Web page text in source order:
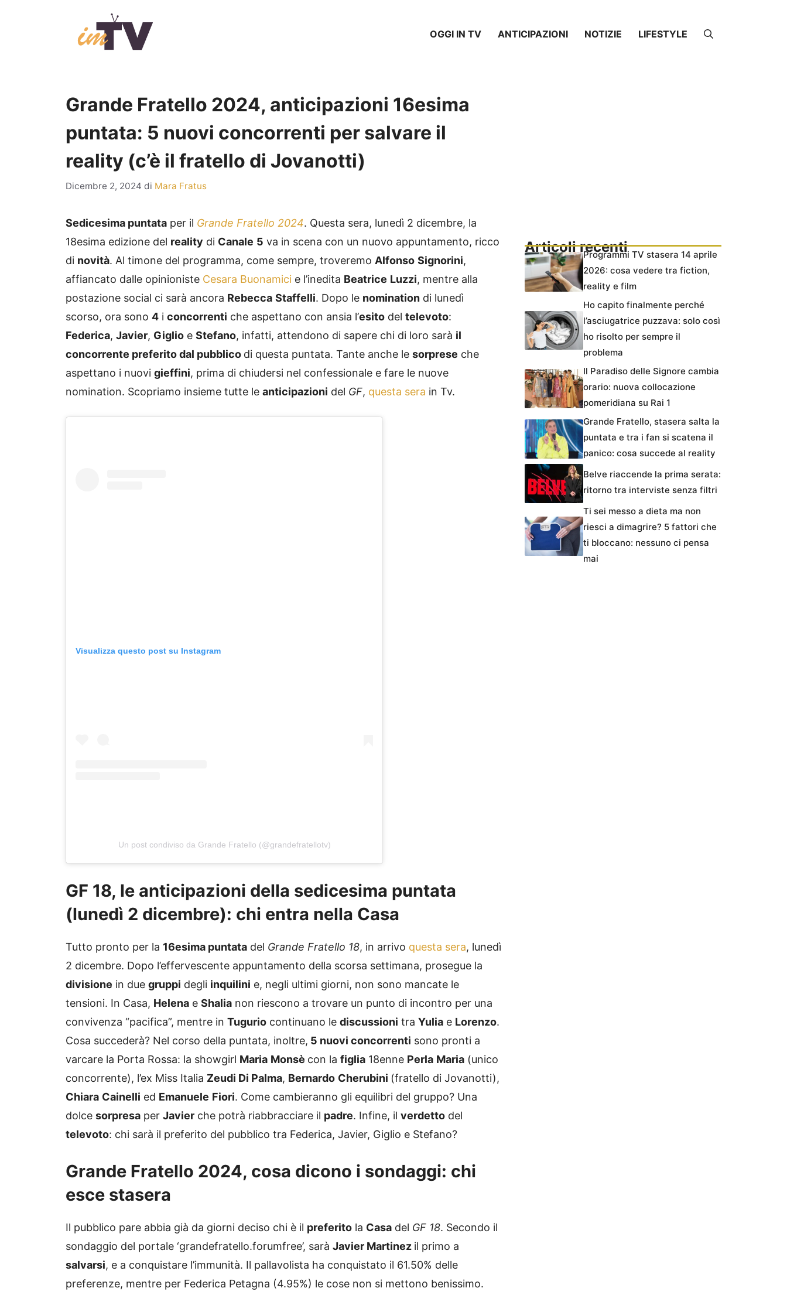
OGGI IN TV ANTICIPAZIONI NOTIZIE LIFESTYLE
Grande Fratello 2024, anticipazioni 16esima
puntata: 5 nuovi concorrenti per salvare il
reality (c’è il fratello di Jovanotti)
Dicembre 2, 2024 di Mara Fratus
Sedicesima puntata per il Grande Fratello 2024. Questa sera, lunedì 2 dicembre, la
18esima edizione del reality di Canale 5 va in scena con un nuovo appuntamento, ricco
di novità. Al timone del programma, come sempre, troveremo Alfonso Signorini,
affiancato dalle opinioniste Cesara Buonamici e l’inedita Beatrice Luzzi, mentre alla
postazione social ci sarà ancora Rebecca Staffelli. Dopo le nomination di lunedì
scorso, ora sono 4 i concorrenti che aspettano con ansia l’esito del televoto:
Federica, Javier, Giglio e Stefano, infatti, attendono di sapere chi di loro sarà il
concorrente preferito dal pubblico di questa puntata. Tante anche le sorprese che
aspettano i nuovi gieffini, prima di chiudersi nel confessionale e fare le nuove
nomination. Scopriamo insieme tutte le anticipazioni del GF, questa sera in Tv.
Visualizza questo post su Instagram
Un post condiviso da Grande Fratello (@grandefratellotv)
GF 18, le anticipazioni della sedicesima puntata
(lunedì 2 dicembre): chi entra nella Casa
Tutto pronto per la 16esima puntata del Grande Fratello 18, in arrivo questa sera, lunedì
2 dicembre. Dopo l’effervescente appuntamento della scorsa settimana, prosegue la
divisione in due gruppi degli inquilini e, negli ultimi giorni, non sono mancate le
tensioni. In Casa, Helena e Shalia non riescono a trovare un punto di incontro per una
convivenza “pacifica”, mentre in Tugurio continuano le discussioni tra Yulia e Lorenzo.
Cosa succederà? Nel corso della puntata, inoltre, 5 nuovi concorrenti sono pronti a
varcare la Porta Rossa: la showgirl Maria Monsè con la figlia 18enne Perla Maria (unico
concorrente), l’ex Miss Italia Zeudi Di Palma, Bernardo Cherubini (fratello di Jovanotti),
Chiara Cainelli ed Emanuele Fiori. Come cambieranno gli equilibri del gruppo? Una
dolce sorpresa per Javier che potrà riabbracciare il padre. Infine, il verdetto del
televoto: chi sarà il preferito del pubblico tra Federica, Javier, Giglio e Stefano?
Grande Fratello 2024, cosa dicono i sondaggi: chi
esce stasera
Il pubblico pare abbia già da giorni deciso chi è il preferito la Casa del GF 18. Secondo il
sondaggio del portale ‘grandefratello.forumfree’, sarà Javier Martinez il primo a
salvarsi, e a conquistare l’immunità. Il pallavolista ha conquistato il 61.50% delle
preferenze, mentre per Federica Petagna (4.95%) le cose non si mettono benissimo.
Articoli recentiProgrammi TV stasera 14 aprile
2026: cosa vedere tra fiction,
reality e film
Ho capito finalmente perché
l’asciugatrice puzzava: solo così
ho risolto per sempre il
problema
Il Paradiso delle Signore cambia
orario: nuova collocazione
pomeridiana su Rai 1
Grande Fratello, stasera salta la
puntata e tra i fan si scatena il
panico: cosa succede al reality
Belve riaccende la prima serata:
ritorno tra interviste senza filtri
Ti sei messo a dieta ma non
riesci a dimagrire? 5 fattori che
ti bloccano: nessuno ci pensa
mai